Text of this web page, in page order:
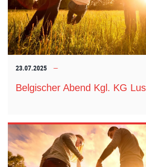
23.07.2025
Belgischer Abend Kgl. KG